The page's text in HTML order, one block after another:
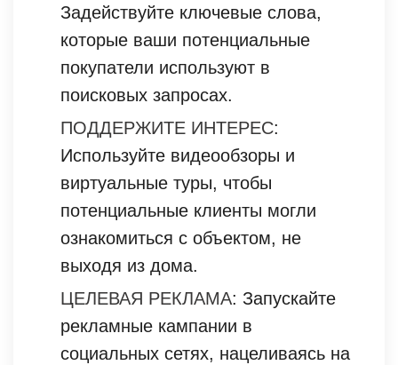
Задействуйте ключевые слова,
которые ваши потенциальные
покупатели используют в
поисковых запросах.
ПОДДЕРЖИТЕ ИНТЕРЕС:
Используйте видеообзоры и
виртуальные туры, чтобы
потенциальные клиенты могли
ознакомиться с объектом, не
выходя из дома.
ЦЕЛЕВАЯ РЕКЛАМА: Запускайте
рекламные кампании в
социальных сетях, нацеливаясь на